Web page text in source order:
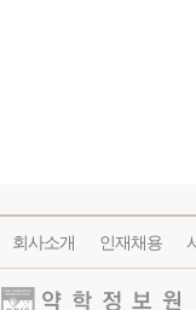
회사소개 인재채용
약학정보원